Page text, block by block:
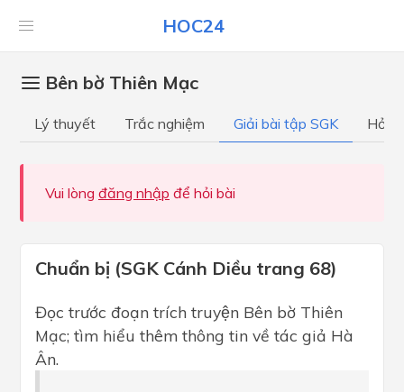
HOC24
Bên bờ Thiên Mạc
Lý thuyết Trắc nghiệm Giải bài tập SGK Hỏi
Vui lòng đăng nhập để hỏi bài
Chuẩn bị (SGK Cánh Diều trang 68)
Đọc trước đoạn trích truyện Bên bờ Thiên
Mạc; tìm hiểu thêm thông tin về tác giả Hà
Ân.